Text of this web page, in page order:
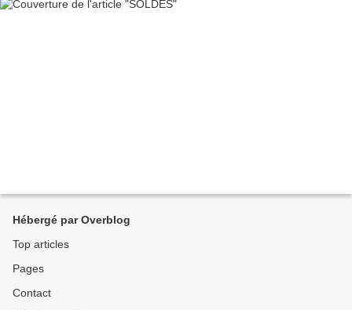
Hébergé par Overblog
Top articles
Pages
Contact